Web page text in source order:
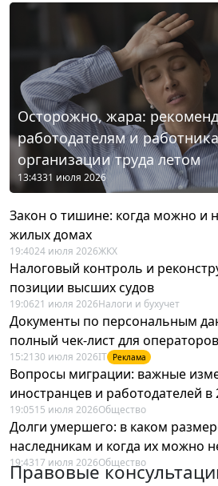
Осторожно, жара:
работодателям и
организации труда летом
13:4331 июля 2026
Закон о тишине: когда можно и
жилых домах
19:4024 июля 2026ЖКХ
Налоговый контроль и
позиции высших судов
19:0621 июля 2026Налоги и бухучет
Документы по персональным
полный чек-лист для операторов
15:21 30 июля 2026IT Реклама
Вопросы миграции: важные
иностранцев и работодателей в
19:0515 июля 2026Общество
Долги умершего: в каком
наследникам и когда их можно
19:4317 июля 2026Общество
Правовые